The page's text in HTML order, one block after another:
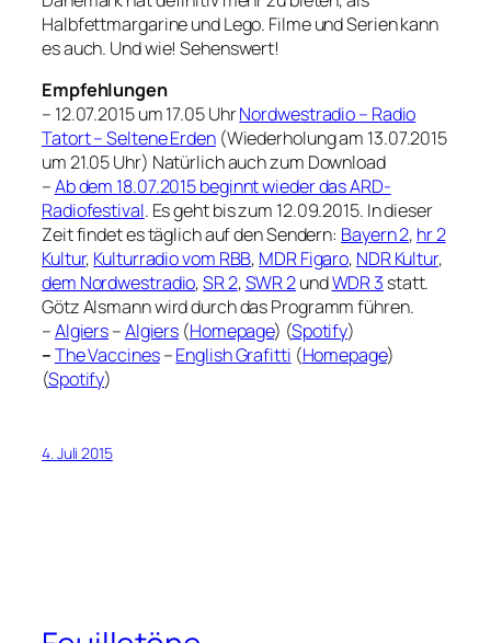
Halbfettmargarine und Lego. Filme und Serien kann
es auch. Und wie! Sehenswert!
Empfehlungen
– 12.07.2015 um 17.05 UhrNordwestradio – Radio
Tatort – Seltene Erden(Wiederholung am 13.07.2015
um 21.05 Uhr) Natürlich auch zum Download
–Ab dem 18.07.2015 beginnt wieder das ARD-
Radiofestival. Es geht bis zum 12.09.2015. In dieser
Zeit findet es täglich auf den Sendern: Bayern 2, hr 2
Kultur, Kulturradio vom RBB, MDR Figaro, NDR Kultur,
dem Nordwestradio,SR 2,SWR 2undWDR 3 statt.
Götz Alsmann wird durch das Programm führen.
–Algiers–Algiers (Homepage) (Spotify)
–The Vaccines–English Grafitti (Homepage)
(Spotify)
4. Juli 2015